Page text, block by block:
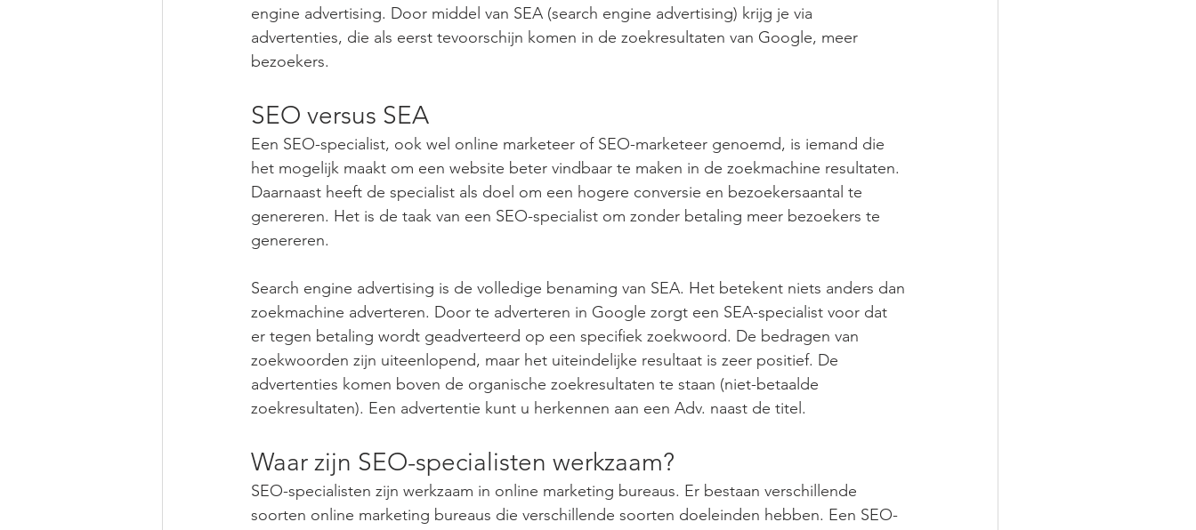
engine advertising. Door middel van SEA (search engine advertising) krijg je via
advertenties, die als eerst tevoorschijn komen in de zoekresultaten van Google, meer
bezoekers.
SEO versus SEA
Een SEO-specialist, ook wel online marketeer of SEO-marketeer genoemd, is iemand die
het mogelijk maakt om een website beter vindbaar te maken in de zoekmachine resultaten.
Daarnaast heeft de specialist als doel om een hogere conversie en bezoekersaantal te
genereren. Het is de taak van een SEO-specialist om zonder betaling meer bezoekers te
genereren.
Search engine advertising is de volledige benaming van SEA. Het betekent niets anders dan
zoekmachine adverteren. Door te adverteren in Google zorgt een SEA-specialist voor dat
er tegen betaling wordt geadverteerd op een specifiek zoekwoord. De bedragen van
zoekwoorden zijn uiteenlopend, maar het uiteindelijke resultaat is zeer positief. De
advertenties komen boven de organische zoekresultaten te staan (niet-betaalde
zoekresultaten). Een advertentie kunt u herkennen aan een Adv. naast de titel.
Waar zijn SEO-specialisten werkzaam?
SEO-specialisten zijn werkzaam in online marketing bureaus. Er bestaan verschillende
soorten online marketing bureaus die verschillende soorten doeleinden hebben. Een SEO-